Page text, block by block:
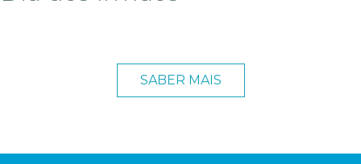
SABER MAIS